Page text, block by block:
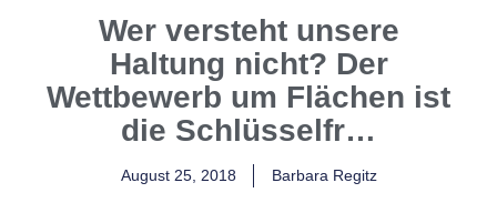
Wer versteht unsere
Haltung nicht? Der
Wettbewerb um Flächen ist
die Schlüsselfr…
August 25, 2018 Barbara Regitz